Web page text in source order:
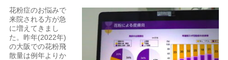
花粉症のお悩みで
来院される方が急
に増えてきまし
た。昨年(2022年)
の大阪での花粉飛
散量は例年よりか